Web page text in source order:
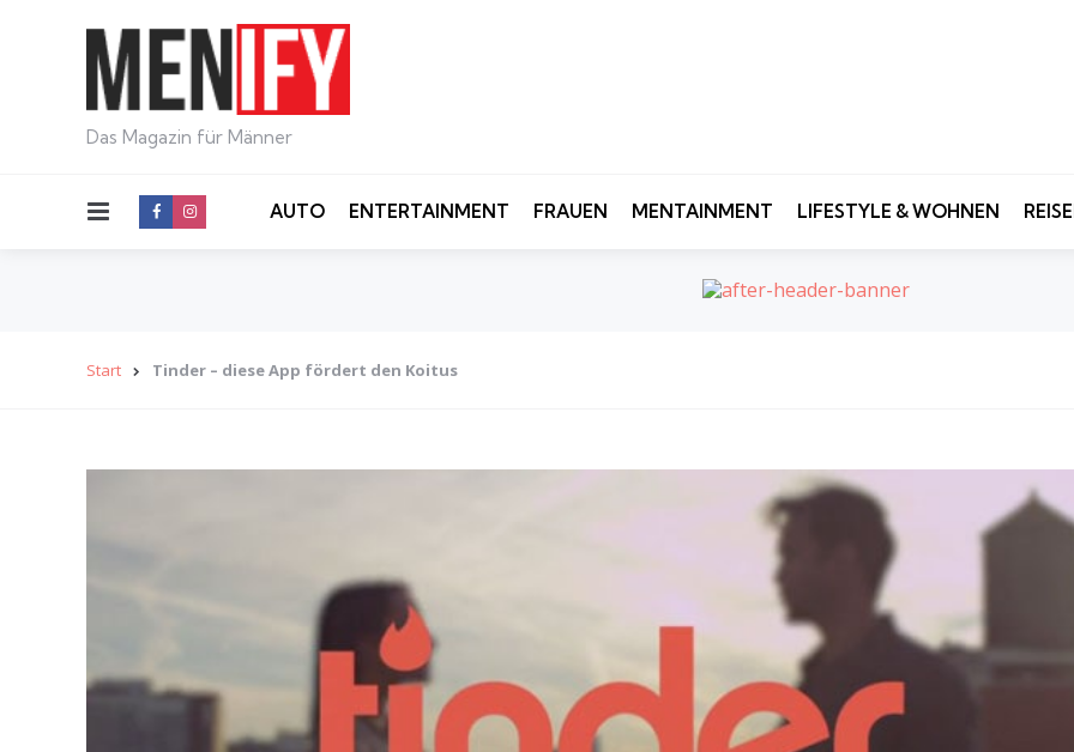
Das Magazin für Männer
Menu AUTO ENTERTAINMENT FRAUEN MENTAINMENT LIFESTYLE & WOHNEN
Start Tinder – diese App fördert den Koitus